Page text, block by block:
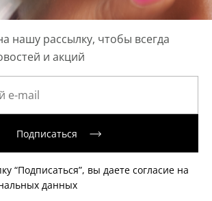
нашу рассылку, чтобы всегда
и акций
Подписаться
“Подписаться”, вы даете согласие на
данных